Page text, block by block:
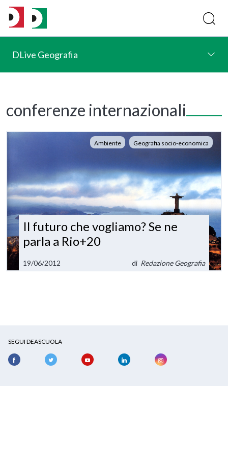
DLive Geografia
conferenze internazionali
Ambiente Geografia socio-economica
Il futuro che vogliamo? Se ne
parla a Rio+20
19/06/2012 di Redazione Geografia
SEGUI DEASCUOLA